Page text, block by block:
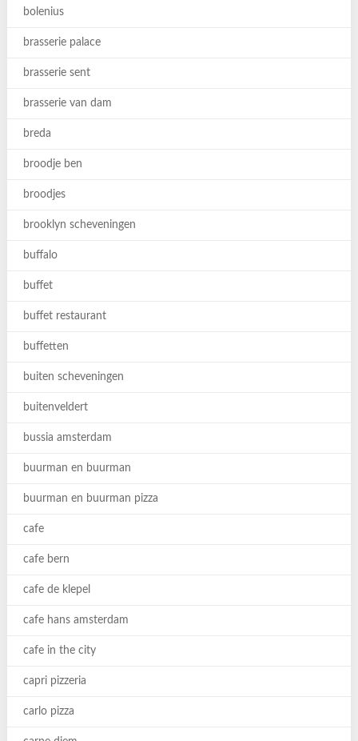
bolenius
brasserie palace
brasserie sent
brasserie van dam
breda
broodje ben
broodjes
brooklyn scheveningen
buffalo
buffet
buffet restaurant
buffetten
buiten scheveningen
buitenveldert
bussia amsterdam
buurman en buurman
buurman en buurman pizza
cafe
cafe bern
cafe de klepel
cafe hans amsterdam
cafe in the city
capri pizzeria
carlo pizza